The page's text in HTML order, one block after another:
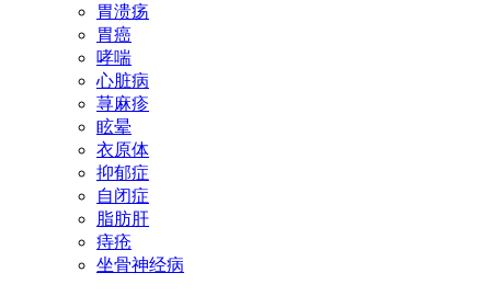
胃溃疡
胃癌
哮喘
心脏病
荨麻疹
眩晕
衣原体
抑郁症
自闭症
脂肪肝
痔疮
坐骨神经病